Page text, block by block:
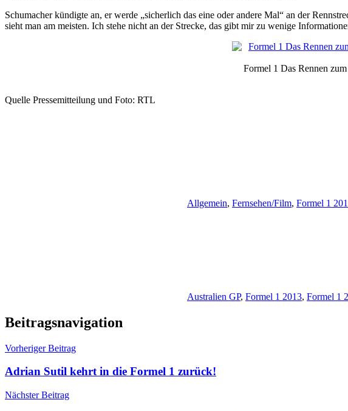
Schumacher kündigte an, er werde „sicherlich das eine oder andere Mal“ an der
sieht man am meisten. Ich stehe nicht an der Strecke, das gibt mir zu wenige
Formel 1 Das Rennen
Quelle Pressemitteilung und Foto: RTL
Allgemein, Fernsehen/Film, Formel 1
Australien GP, Formel 1 2013, Formel 1
Beitragsnavigation
Vorheriger Beitrag
Adrian Sutil kehrt in die Formel 1 zurück!
Nächster Beitrag